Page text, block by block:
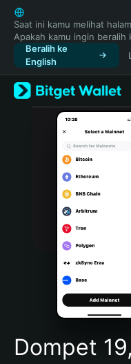
English
日本語
Tiếng Việt
Русский
Español (Latinoamérica)
Türkçe
Italiano
Português (Portugal)
Bahasa Indonesia
Português (Brasil)
Español (Argentina)
Saat ini kamu melihat
Apakah kamu ingin beralih
Beralih ke
English
Dompet